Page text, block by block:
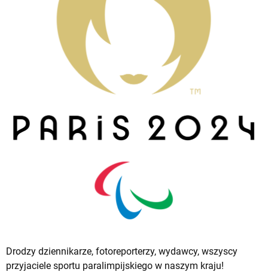
Drodzy dziennikarze, fotoreporterzy, wydawcy, wszyscy
przyjaciele sportu paralimpijskiego w naszym kraju!